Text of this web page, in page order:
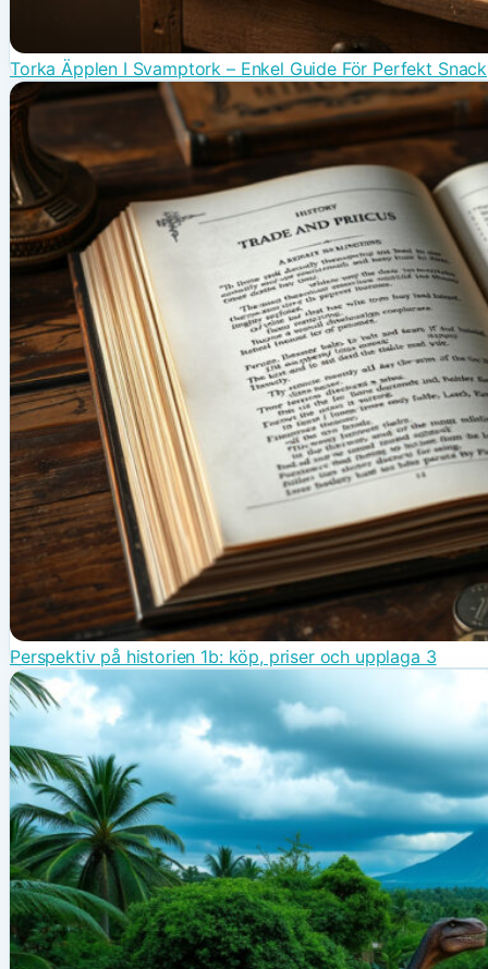
Torka Äpplen I Svamptork – Enkel Guide För Perfekt Snack
Perspektiv på historien 1b: köp, priser och upplaga 3